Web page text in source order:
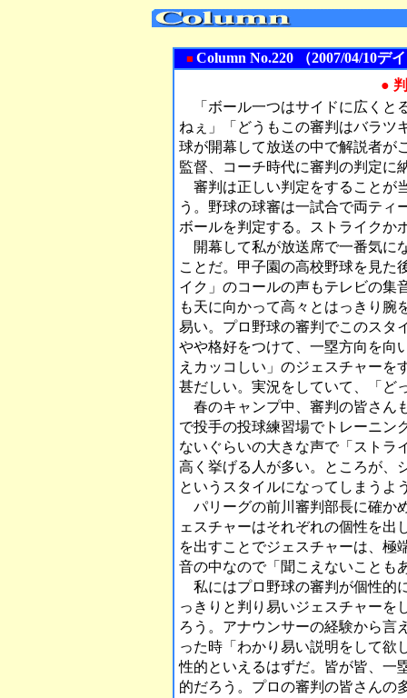
■ Column No.220 （2007/04/10デ
●
「ボール一つはサイドに広くと
ねぇ」「どうもこの審判はバラツ
球が開幕して放送の中で解説者が
監督、コーチ時代に審判の判定に
審判は正しい判定をすることが
う。野球の球審は一試合で両ティ
ボールを判定する。ストライクか
開幕して私が放送席で一番気に
ことだ。甲子園の高校野球を見た
イク」のコールの声もテレビの集
も天に向かって高々とはっきり腕
易い。プロ野球の審判でこのスタ
やや格好をつけて、一塁方向を向
えカッコしい」のジェスチャーを
甚だしい。実況をしていて、「ど
春のキャンプ中、審判の皆さん
で投手の投球練習場でトレーニン
ないぐらいの大きな声で「ストラ
高く挙げる人が多い。ところが、
というスタイルになってしまうよ
パリーグの前川審判部長に確か
ェスチャーはそれぞれの個性を出
を出すことでジェスチャーは、極
音の中なので「聞こえないことも
私にはプロ野球の審判が個性的
っきりと判り易いジェスチャーを
ろう。アナウンサーの経験から言
った時「わかり易い説明をして欲
性的といえるはずだ。皆が皆、一
的だろう。プロの審判の皆さんの